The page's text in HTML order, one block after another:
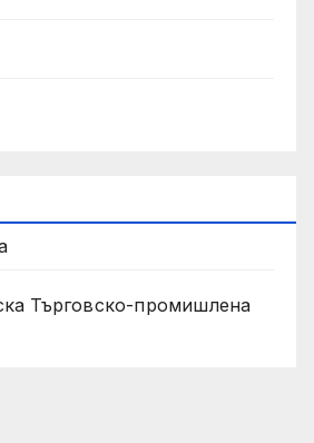
Търговско-промишлена